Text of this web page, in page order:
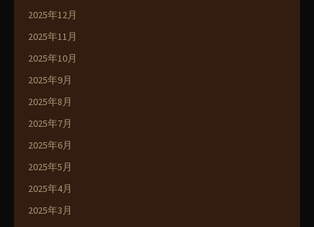
2025年12月
2025年11月
2025年10月
2025年9月
2025年8月
2025年7月
2025年6月
2025年5月
2025年4月
2025年3月